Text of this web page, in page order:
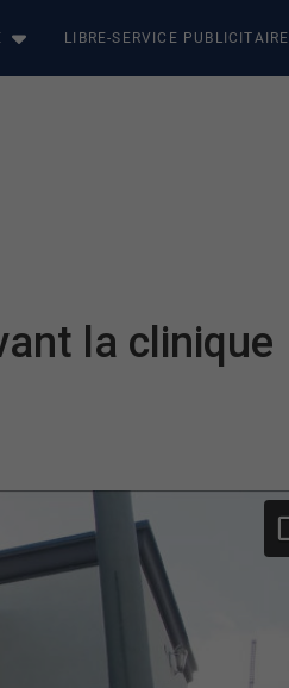
LIBRE-SERVICE PUBLICITAIRE
la clinique